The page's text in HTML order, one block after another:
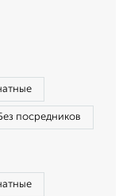
посредников